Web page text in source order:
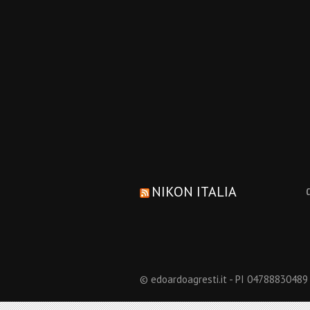
NIKON ITALIA
© edoardoagresti.it - PI